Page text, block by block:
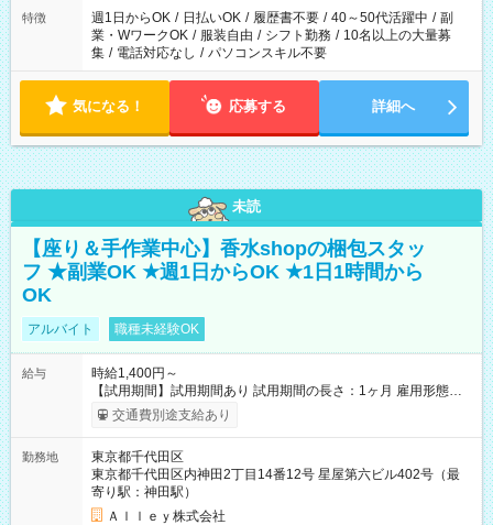
特徴 週1日からOK / 日払いOK / 履歴書不要 / 40～50代活躍中 / 副
業・WワークOK / 服装自由 / シフト勤務 / 10名以上の大量募
集 / 電話対応なし / パソコンスキル不要
気になる！ 応募する 詳細へ
未読
【座り＆手作業中心】香水shopの梱包スタッ
フ ★副業OK ★週1日からOK ★1日1時間から
OK
アルバイト 職種未経験OK
給与
時給1,400円～
【試用期間】試用期間あり 試用期間の長さ：1ヶ月 雇用形態、
給与は本採用時と同じです。
交通費別途支給あり
勤務地
東京都千代田区
東京都千代田区内神田2丁目14番12号 星屋第六ビル402号（最
寄り駅：神田駅）
Ａｌｌｅｙ株式会社